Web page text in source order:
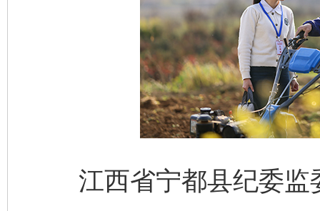
江西省宁都县纪委监